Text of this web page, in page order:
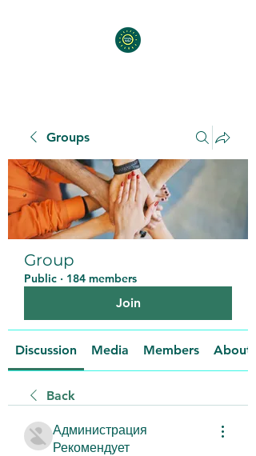
Groups
Group
Public · 184 members
Join
Discussion Media Members About
Back
Администрация
Рекомендует